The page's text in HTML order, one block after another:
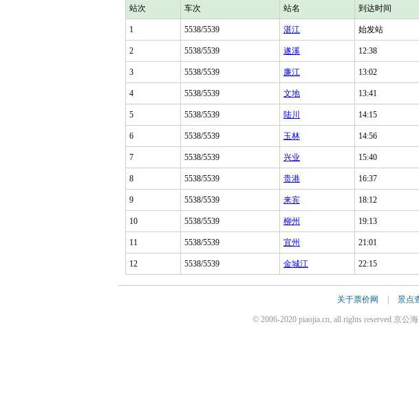
站次 车次 站名 到达时间
1 5538/5539 湛江 始发站
2 5538/5539 遂溪 12:38
3 5538/5539 廉江 13:02
4 5538/5539 文地 13:41
5 5538/5539 陆川 14:15
6 5538/5539 玉林 14:56
7 5538/5539 兴业 15:40
8 5538/5539 贵港 16:37
9 5538/5539 来宾 18:12
10 5538/5539 柳州 19:13
11 5538/5539 宜州 21:01
12 5538/5539 金城江 22:15
关于票价网 景点
© 2006-2020 piaojia.cn, all rights reserved 京公